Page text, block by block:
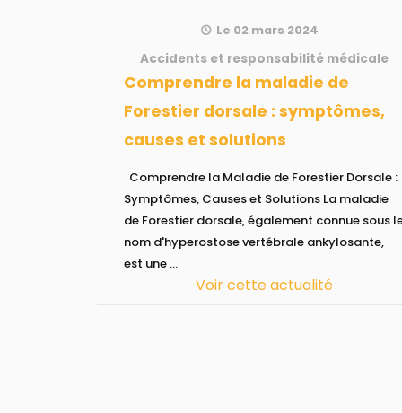
Le 02 mars 2024
Accidents et responsabilité médicale
Comprendre la maladie de
Forestier dorsale : symptômes,
causes et solutions
Comprendre la Maladie de Forestier Dorsale :
Symptômes, Causes et Solutions La maladie
de Forestier dorsale, également connue sous
nom d'hyperostose vertébrale ankylosante,
est une ...
Voir cette actualité